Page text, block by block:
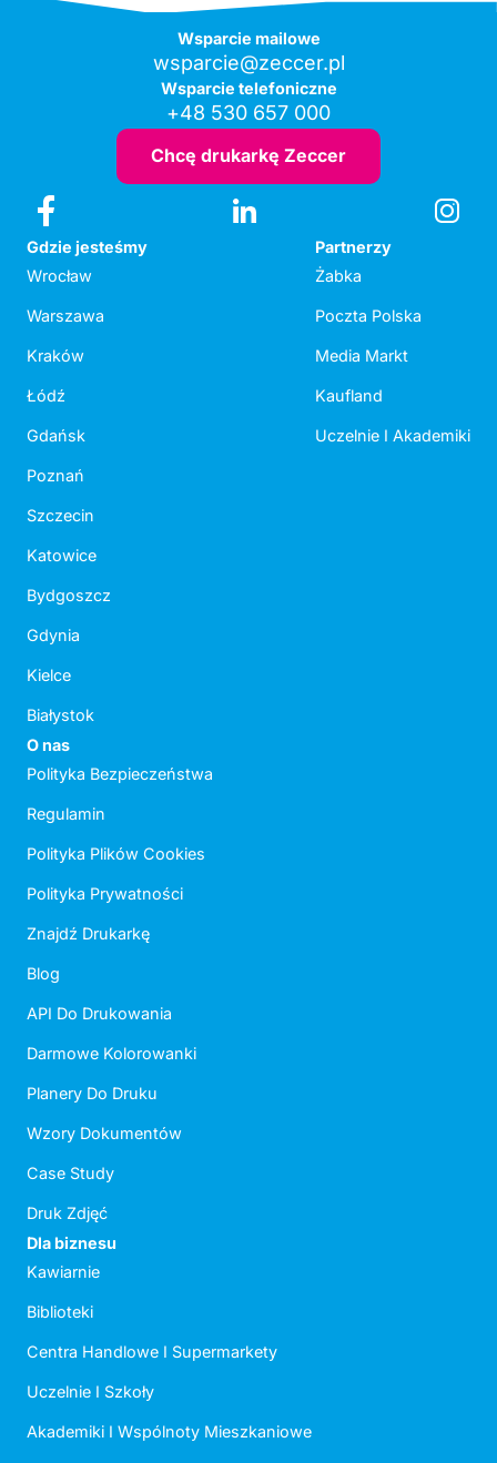
Wsparcie mailowe
wsparcie@zeccer.pl
Wsparcie telefoniczne
+48 530 657 000
Chcę drukarkę Zeccer
Gdzie jesteśmy
Wrocław
Warszawa
Kraków
Łódź
Gdańsk
Poznań
Szczecin
Katowice
Bydgoszcz
Gdynia
Kielce
Białystok
Partnerzy
Żabka
Poczta Polska
Media Markt
Kaufland
Uczelnie I Akademiki
O nas
Polityka Bezpieczeństwa
Regulamin
Polityka Plików Cookies
Polityka Prywatności
Znajdź Drukarkę
Blog
API Do Drukowania
Darmowe Kolorowanki
Planery Do Druku
Wzory Dokumentów
Case Study
Druk Zdjęć
Dla biznesu
Kawiarnie
Biblioteki
Centra Handlowe I Supermarkety
Uczelnie I Szkoły
Akademiki I Wspólnoty Mieszkaniowe